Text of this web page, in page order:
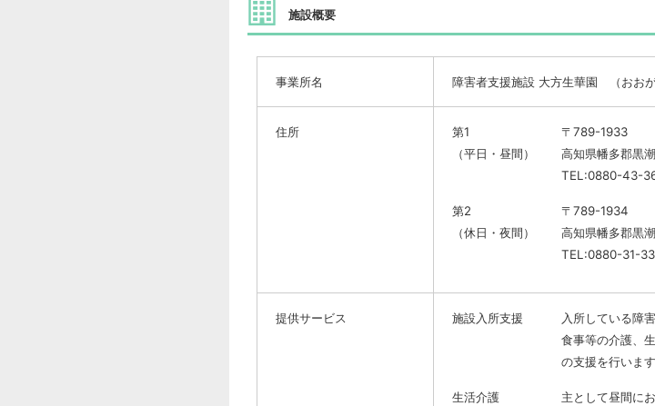
施設概要
事業所名 障害者支援施設 大方生華園 （おおが
住所
第1
（平日・昼間）
〒789-1933
高知県幡多郡黒
TEL:0880-43-
第2
（休日・夜間）
〒789-1934
高知県幡多郡黒
TEL:0880-31-
提供サービス 施設入所支援
入所している障
食事等の介護、
の支援を行います
生活介護
主として昼間に